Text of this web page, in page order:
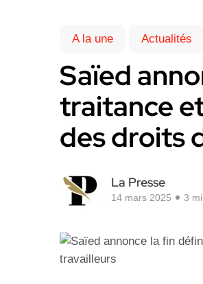
A la une Actualités
Saïed
traitance
des droits
La Presse
14 mars 2025 3